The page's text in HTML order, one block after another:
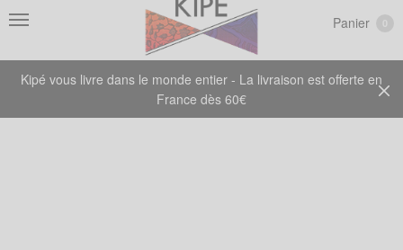
Kipé vous livre dans le monde entier - La livraison est offerte en
France dès 60€
Panier